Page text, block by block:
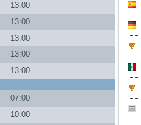
13:00
13:00
13:00
13:00
13:00
07:00
10:00